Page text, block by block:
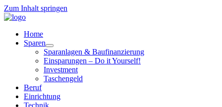
Zum Inhalt springen
Home
Sparen
Sparanlagen & Baufinanzierung
Einsparungen – Do it Yourself!
Investment
Taschengeld
Beruf
Einrichtung
Technik